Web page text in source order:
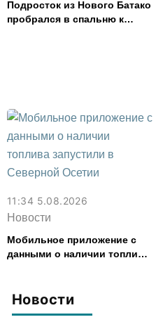
Новости
Подросток из Нового Батако
пробрался в спальню к
11:34 5.08.2026
Новости
Мобильное приложение с
данными о наличии топлива